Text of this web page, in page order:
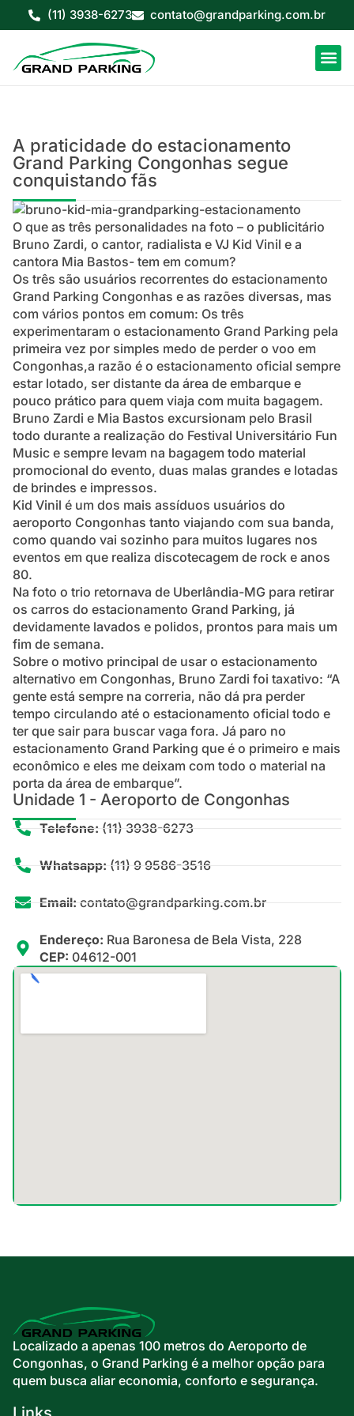
(11) 3938-6273 contato@grandparking.com.br
A praticidade do estacionamento
Grand Parking Congonhas segue
conquistando fãs
O que as três personalidades na foto – o publicitário
Bruno Zardi, o cantor, radialista e VJ Kid Vinil e a
cantora Mia Bastos- tem em comum?
Os três são usuários recorrentes do estacionamento
Grand Parking Congonhas e as razões diversas, mas
com vários pontos em comum: Os três
experimentaram o estacionamento Grand Parking pela
primeira vez por simples medo de perder o voo em
Congonhas,a razão é o estacionamento oficial sempre
estar lotado, ser distante da área de embarque e
pouco prático para quem viaja com muita bagagem.
Bruno Zardi e Mia Bastos excursionam pelo Brasil
todo durante a realização do Festival Universitário Fun
Music e sempre levam na bagagem todo material
promocional do evento, duas malas grandes e lotadas
de brindes e impressos.
Kid Vinil é um dos mais assíduos usuários do
aeroporto Congonhas tanto viajando com sua banda,
como quando vai sozinho para muitos lugares nos
eventos em que realiza discotecagem de rock e anos
80.
Na foto o trio retornava de Uberlândia-MG para retirar
os carros do estacionamento Grand Parking, já
devidamente lavados e polidos, prontos para mais um
fim de semana.
Sobre o motivo principal de usar o estacionamento
alternativo em Congonhas, Bruno Zardi foi taxativo: “A
gente está sempre na correria, não dá pra perder
tempo circulando até o estacionamento oficial todo e
ter que sair para buscar vaga fora. Já paro no
estacionamento Grand Parking que é o primeiro e mais
econômico e eles me deixam com todo o material na
porta da área de embarque”.
Unidade 1 - Aeroporto de Congonhas
Telefone: (11) 3938-6273
Whatsapp: (11) 9 9586-3516
Email: contato@grandparking.com.br
Endereço: Rua Baronesa de Bela Vista, 228
CEP: 04612-001
Localizado a apenas 100 metros do Aeroporto de
Congonhas, o Grand Parking é a melhor opção para
quem busca aliar economia, conforto e segurança.